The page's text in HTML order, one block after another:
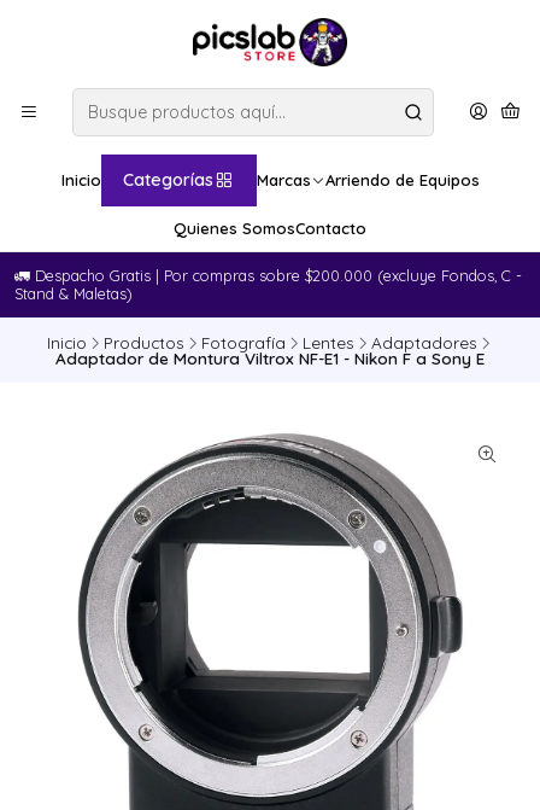
Inicio Categorías Marcas Arriendo de Equipos
Quienes SomosContacto
🚛​ Despacho Gratis | Por compras sobre $200.000 (excluye Fondos, C -
Stand & Maletas)
Inicio Productos Fotografía Lentes Adaptadores
Adaptador de Montura Viltrox NF-E1 - Nikon F a Sony E